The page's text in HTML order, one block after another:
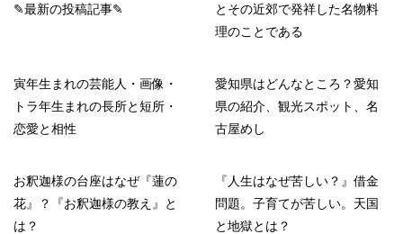
✎最新の投稿記事✎
とその近郊で発祥した名物料
理のことである
寅年生まれの芸能人・画像・
トラ年生まれの長所と短所・
恋愛と相性
愛知県はどんなところ？愛知
県の紹介、観光スポット、名
古屋めし
お釈迦様の台座はなぜ『蓮の
花』？『お釈迦様の教え』と
は？
『人生はなぜ苦しい？』借金
問題。子育てが苦しい。天国
と地獄とは？